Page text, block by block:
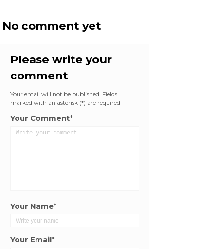
No comment yet
Please write your
comment
Your email will not be published. Fields
marked with an asterisk (*) are required
Your Comment*
Your Name*
Your Email*